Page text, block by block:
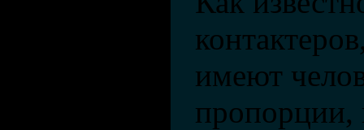
имеют
пропорции,